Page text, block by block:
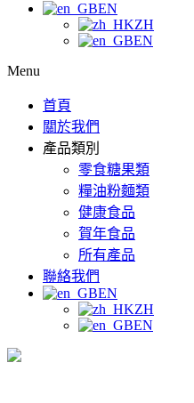
EN
ZH
EN
Menu
首頁
關於我們
產品類別
零食糖果類
糧油粉麵類
健康食品
賀年食品
所有產品
聯絡我們
EN
ZH
EN